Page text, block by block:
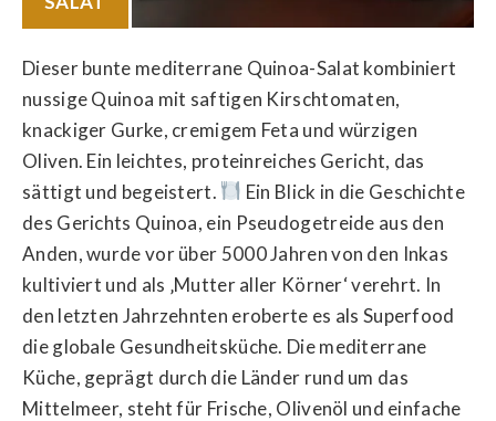
Dieser bunte mediterrane Quinoa-Salat kombiniert
nussige Quinoa mit saftigen Kirschtomaten,
knackiger Gurke, cremigem Feta und würzigen
Oliven. Ein leichtes, proteinreiches Gericht, das
sättigt und begeistert.
Ein Blick in die Geschichte
des Gerichts Quinoa, ein Pseudogetreide aus den
Anden, wurde vor über 5000 Jahren von den Inkas
kultiviert und als ‚Mutter aller Körner‘ verehrt. In
den letzten Jahrzehnten eroberte es als Superfood
die globale Gesundheitsküche. Die mediterrane
Küche, geprägt durch die Länder rund um das
Mittelmeer, steht für Frische, Olivenöl und einfache